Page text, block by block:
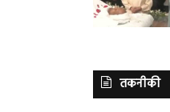
तकनीकी